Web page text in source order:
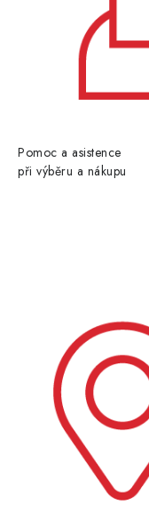
Pomoc a asistence
při výběru a nákupu